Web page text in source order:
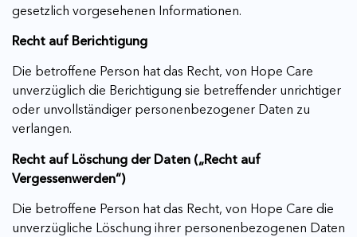
gesetzlich vorgesehenen Informationen.
Recht auf Berichtigung
Die betroffene Person hat das Recht, von Hope Care
unverzüglich die Berichtigung sie betreffender unrichtiger
oder unvollständiger personenbezogener Daten zu
verlangen.
Recht auf Löschung der Daten („Recht auf
Vergessenwerden“)
Die betroffene Person hat das Recht, von Hope Care die
unverzügliche Löschung ihrer personenbezogenen Daten